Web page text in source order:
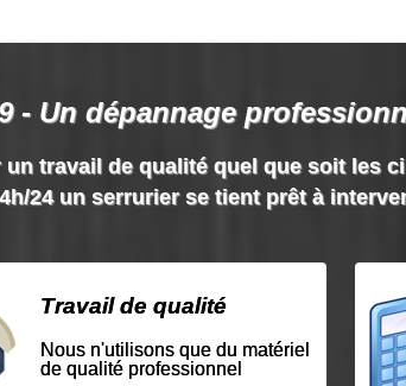
- Un dépannage
travail de qualité quel que soit les
24 un serrurier se tient prêt à
Travail de qualité
Nous n'utilisons que du matériel
de qualité professionnel